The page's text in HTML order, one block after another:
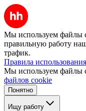
Мы используем файлы
правильную работу
трафик.
Правила
Мы используем файлы
файлов cookie
Понятно
Ищу работу